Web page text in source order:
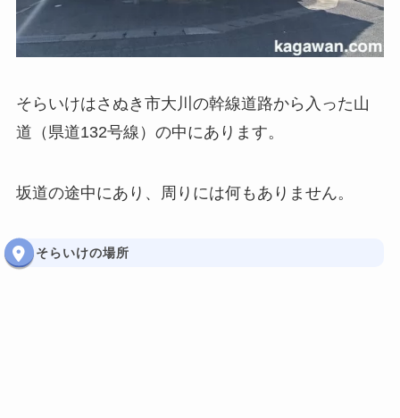
そらいけはさぬき市大川の幹線道路から入った山
道（県道132号線）の中にあります。
坂道の途中にあり、周りには何もありません。
そらいけの場所